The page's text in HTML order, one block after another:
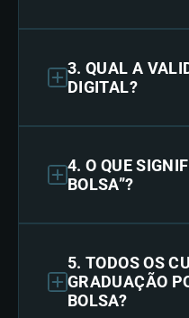
3. QUAL A
DIGITAL?
4. O QUE
BOLSA”?
5. TODOS OS
GRADUAÇÃO
BOLSA?